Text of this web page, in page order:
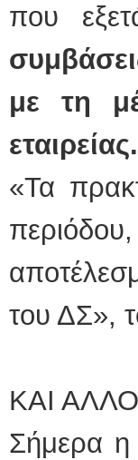
που
με τη
εταιρείας.
«Τα
του ΔΣ»,
ΚΑΙ
Σήμερα η